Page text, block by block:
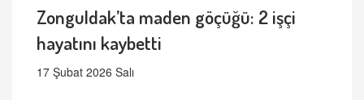
Zonguldak’ta maden göçüğü: 2 işçi
hayatını kaybetti
17 Şubat 2026 Salı